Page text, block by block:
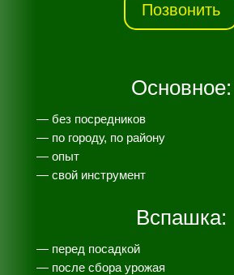
Позвонить
Основное:
— без посредников
— по городу, по району
— опыт
— свой инструмент
Вспашка:
— перед посадкой
— после сбора урожая